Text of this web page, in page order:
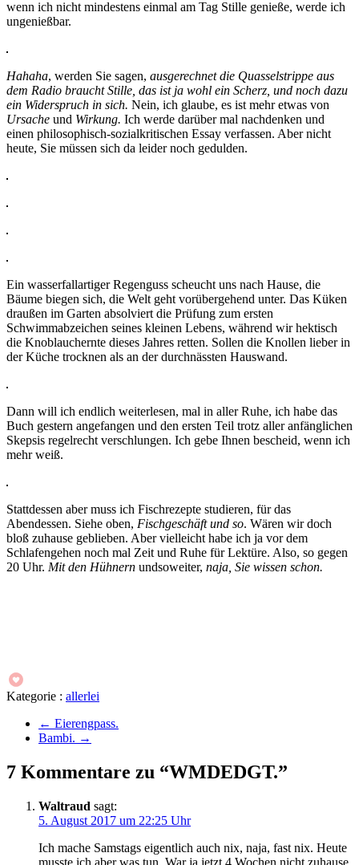
wenn ich nicht mindestens einmal am Tag Stille genieße, werde ich
ungenießbar.
Hahaha, werden Sie sagen, ausgerechnet die Quasselstrippe aus
dem Radio braucht Stille, das ist ja wohl ein Scherz, und noch dazu
ein Widerspruch in sich. Nein, ich glaube, es ist mehr etwas von
Ursache und Wirkung. Ich werde darüber mal nachdenken und
einen philosophisch-sozialkritischen Essay verfassen. Aber nicht
heute, Sie müssen sich da leider noch gedulden.
Ein wasserfallartiger Regenguss scheucht uns nach Hause, die
Bäume biegen sich, die Welt geht vorübergehend unter. Das Küken
draußen im Garten absolviert die Prüfung zum ersten
Schwimmabzeichen seines kleinen Lebens, während wir hektisch
die Knoblauchernte dieses Jahres retten. Sollen die Knollen lieber in
der Küche trocknen als an der durchnässten Hauswand.
Dann will ich endlich weiterlesen, mal in aller Ruhe, ich habe das
Buch gestern angefangen und den ersten Teil trotz aller anfänglichen
Skepsis regelrecht verschlungen. Ich gebe Ihnen bescheid, wenn ich
mehr weiß.
Stattdessen aber muss ich Fischrezepte studieren, für das
Abendessen. Siehe oben, Fischgeschäft und so. Wären wir doch
bloß zuhause geblieben. Aber vielleicht habe ich ja vor dem
Schlafengehen noch mal Zeit und Ruhe für Lektüre. Also, so gegen
20 Uhr. Mit den Hühnern undsoweiter, naja, Sie wissen schon.
Kategorie : allerlei
← Eierengpass.
Bambi. →
7 Kommentare zu “WMDEDGT.”
Waltraud sagt:
5. August 2017 um 22:25 Uhr
Ich mache Samstags eigentlich auch nix, naja, fast nix. Heute
musste ich aber was tun. War ja jetzt 4 Wochen nicht zuhause